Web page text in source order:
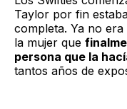
Taylor por fin
completa. Ya no era
la mujer que
persona que la
tantos años de